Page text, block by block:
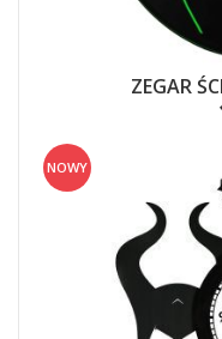
ZEGAR
NOWY